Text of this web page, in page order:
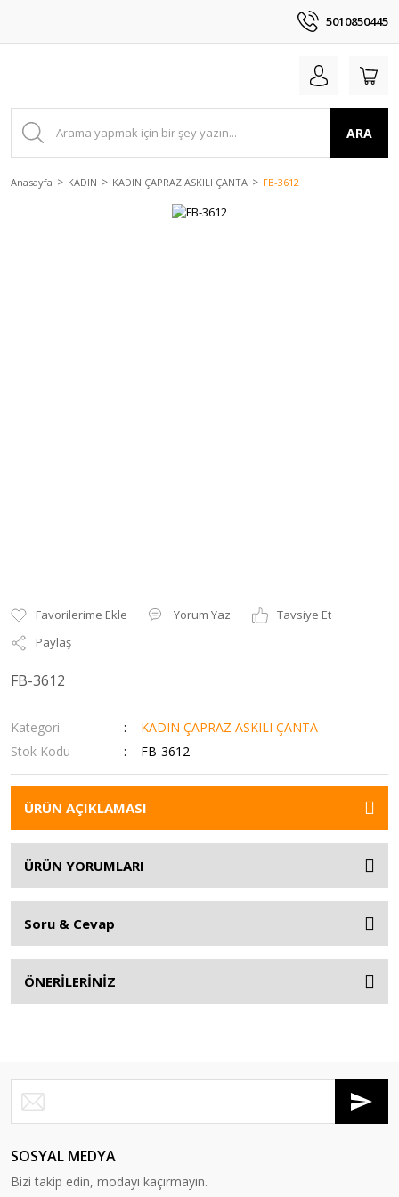
5010850445
ARA
Anasayfa KADIN KADIN ÇAPRAZ ASKILI ÇANTA FB-3612
Yorum Yaz
Tavsiye Et
Paylaş
FB-3612
Kategori
KADIN ÇAPRAZ ASKILI ÇANTA
Stok Kodu
FB-3612
ÜRÜN AÇIKLAMASI
ÜRÜN YORUMLARI
Soru & Cevap
ÖNERİLERİNİZ
SOSYAL MEDYA
Bizi takip edin, modayı kaçırmayın.